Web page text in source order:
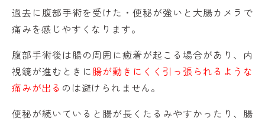
過去に腹部手術を受けた・便秘が強いと大腸カメラで
痛みを感じやすくなります。
腹部手術後は腸の周囲に癒着が起こる場合があり、内
視鏡が進むときに腸が動きにくく引っ張られるような
痛みが出る のは避けられません。
便秘が続いていると腸が長くたるみやすかったり、腸